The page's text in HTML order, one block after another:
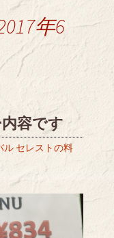
年6
容です
ル セレストの料